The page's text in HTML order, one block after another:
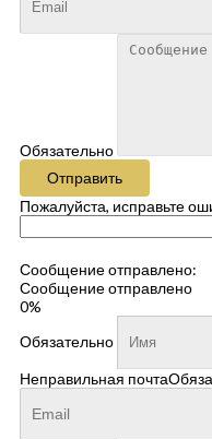
Обязательно
Отправить
Пожалуйста, исправьте
Сообщение отправлено:
Сообщение отправлено
0%
Обязательно
Неправильная почта